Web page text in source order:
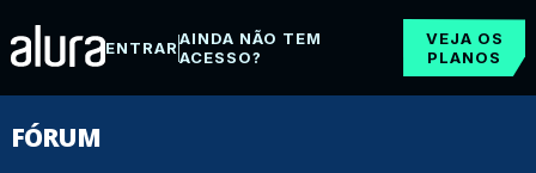
ENTRARAINDA NÃO TEM
ACESSO?
VEJA OS
PLANOS
FÓRUM